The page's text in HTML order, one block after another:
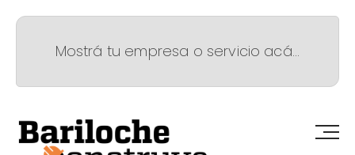
Mostrá tu empresa o servicio acá...